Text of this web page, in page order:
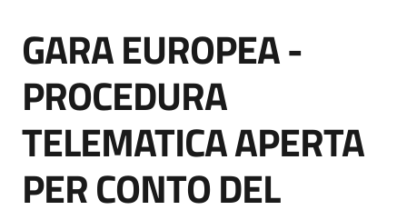
strumenti
di
Supporto
Salta al contenuto
GARA EUROPEA -
PROCEDURA
TELEMATICA APERTA
PER CONTO DEL